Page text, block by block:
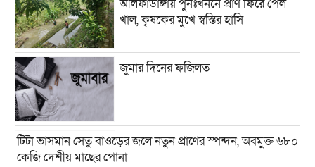
আলফাডাঙ্গায় পুনঃখননে প্রাণ ফিরে পেল
খাল, কৃষকের মুখে স্বস্তির হাসি
জুমার দিনের ফজিলত
টিটা ভাসমান সেতু বাওড়ের জলে নতুন প্রাণের স্পন্দন, অবমুক্ত ৬৮০
কেজি দেশীয় মাছের পোনা